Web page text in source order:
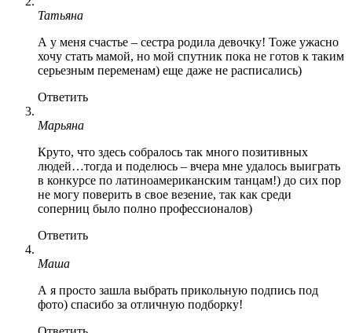
Татьяна
А у меня счастье – сестра родила девочку! Тоже ужасно
хочу стать мамой, но мой спутник пока не готов к таким
серьезным переменам) еще даже не расписались)
Ответить
Марьяна
Круто, что здесь собралось так много позитивных
людей…тогда и поделюсь – вчера мне удалось выиграть
в конкурсе по латиноамериканским танцам!) до сих пор
не могу поверить в свое везение, так как среди
соперниц было полно профессионалов)
Ответить
Маша
А я просто зашла выбрать прикольную подпись под
фото) спасибо за отличную подборку!